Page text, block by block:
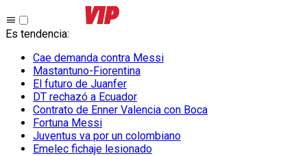
Es tendencia:
Cae demanda contra Messi
Mastantuno-Fiorentina
El futuro de Juanfer
DT rechazó a Ecuador
Contrato de Enner Valencia con Boca
Fortuna Messi
Juventus va por un colombiano
Emelec fichaje lesionado